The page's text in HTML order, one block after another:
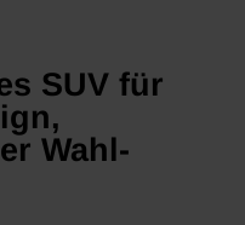
SUV für
Wahl-